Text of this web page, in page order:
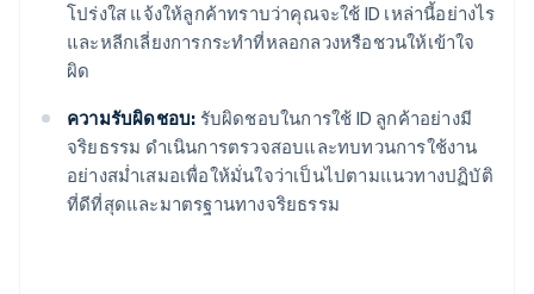
โปร่งใส แจ้งให้ลูกค้าทราบว่าคุณจะใช้ ID เหล่านี้อย่างไร
และหลีกเลี่ยงการกระทำที่หลอกลวงหรือชวนให้เข้าใจ
ผิด
ความรับผิดชอบ: รับผิดชอบในการใช้ ID ลูกค้าอย่างมี
จริยธรรม ดำเนินการตรวจสอบและทบทวนการใช้งาน
อย่างสม่ำเสมอเพื่อให้มั่นใจว่าเป็นไปตามแนวทางปฏิบัติ
ที่ดีที่สุดและมาตรฐานทางจริยธรรม
กรีซ
เขตบริหารพิเศษฮ่องกง ประเทศจีน
English简体中文
แคนาดา
EnglishFrançais
โครเอเชีย